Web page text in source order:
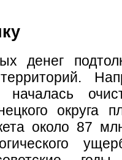
денег
округа
около 87